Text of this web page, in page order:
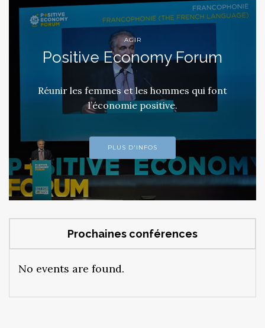
AGIR
Positive Economy Forum
Réunir les femmes et les hommes qui font
l’économie positive.
PLUS D'INFOS
Prochaines conférences
No events are found.